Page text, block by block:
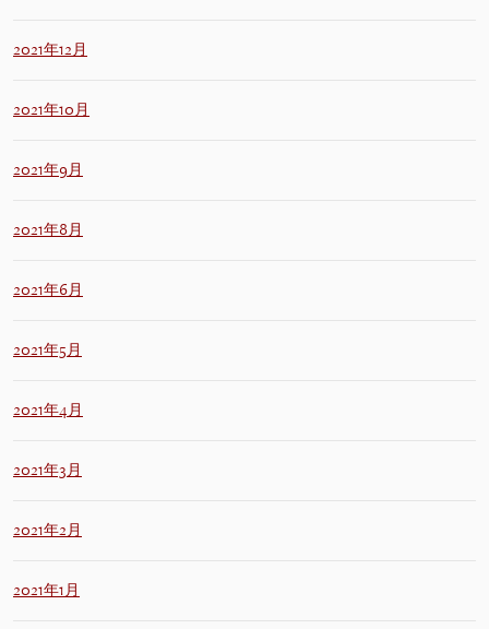
2021年12月
2021年10月
2021年9月
2021年8月
2021年6月
2021年5月
2021年4月
2021年3月
2021年2月
2021年1月